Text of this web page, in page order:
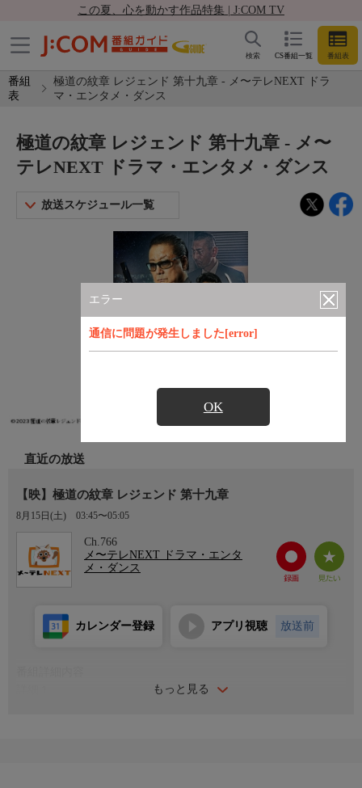
この夏、心を動かす作品特集 | J:COM TV
CS番組一覧 番組表
検索
番組
表
極道の紋章 レジェンド 第十九章 - メ〜テレNEXT ドラ
マ・エンタメ・ダンス
エラー
通信に問題が発生しました[error]
OK
極道の紋章 レジェンド 第十九章 - メ〜
テレNEXT ドラマ・エンタメ・ダンス
放送スケジュール一覧
直近の放送
【映】極道の紋章 レジェンド 第十九章
8月15日(土) 03:45〜05:05
Ch.766
メ〜テレNEXT ドラマ・エンタ
メ・ダンス
もっと見る
カレンダー登録 アプリ視聴 放送前